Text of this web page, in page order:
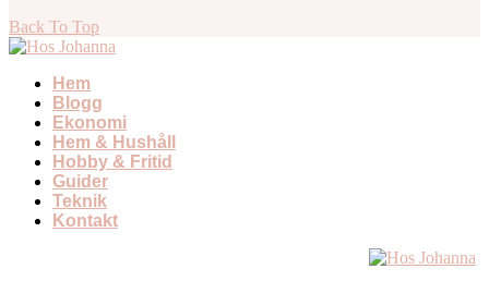
Back To Top
Hem
Blogg
Ekonomi
Hem & Hushåll
Hobby & Fritid
Guider
Teknik
Kontakt